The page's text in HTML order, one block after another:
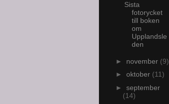
Sista
fotorycket
till boken
om
Upplandsle
den
► november (9)
► oktober (11)
► september
(14)